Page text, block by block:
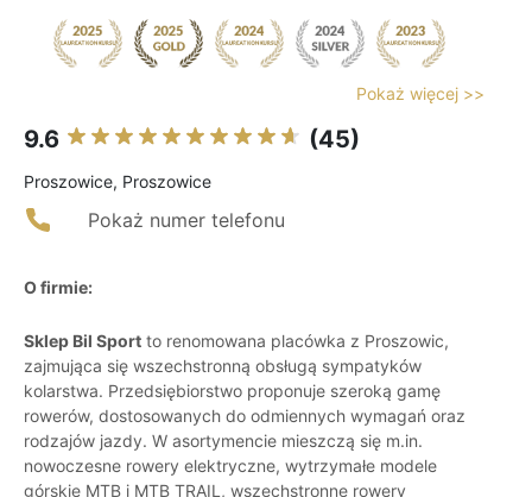
Pokaż więcej >>
9.6 (45)
Proszowice, Proszowice
Pokaż numer telefonu
O firmie:
Sklep Bil Sport to renomowana placówka z Proszowic,
zajmująca się wszechstronną obsługą sympatyków
kolarstwa. Przedsiębiorstwo proponuje szeroką gamę
rowerów, dostosowanych do odmiennych wymagań oraz
rodzajów jazdy. W asortymencie mieszczą się m.in.
nowoczesne rowery elektryczne, wytrzymałe modele
górskie MTB i MTB TRAIL, wszechstronne rowery